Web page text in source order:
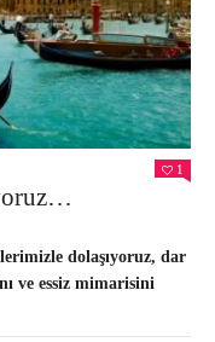
1
dolaşıyoruz, dar
ve essiz mimarisini